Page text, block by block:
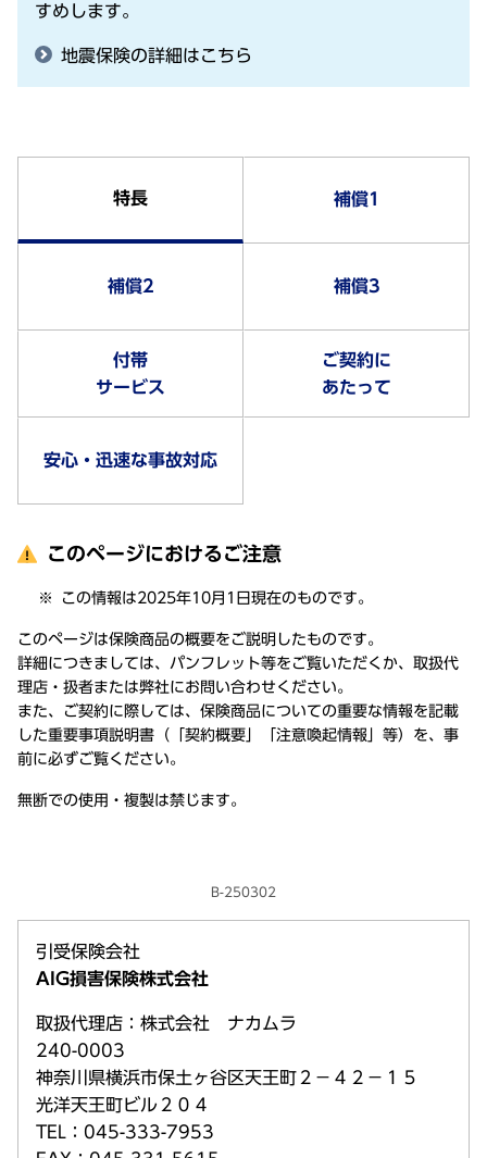
すめします。
地震保険の詳細はこちら
特長 補償1
補償2 補償3
付帯
サービス
ご契約に
あたって
安心・迅速な事故対応
このページにおけるご注意
この情報は2025年10月1日現在のものです。
このページは保険商品の概要をご説明したものです。
詳細につきましては、パンフレット等をご覧いただくか、取扱代
理店・扱者または弊社にお問い合わせください。
また、ご契約に際しては、保険商品についての重要な情報を記載
した重要事項説明書（「契約概要」「注意喚起情報」等）を、事
前に必ずご覧ください。
無断での使用・複製は禁じます。
B-250302
引受保険会社
AIG損害保険株式会社
取扱代理店：株式会社 ナカムラ
240-0003
神奈川県横浜市保土ヶ谷区天王町２－４２－１５
光洋天王町ビル２０４
TEL：045-333-7953